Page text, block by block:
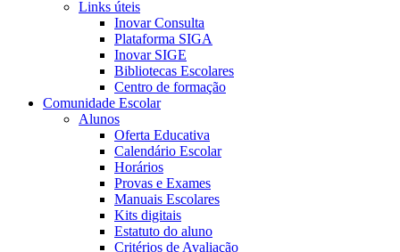
Links úteis
Inovar Consulta
Plataforma SIGA
Inovar SIGE
Bibliotecas Escolares
Centro de formação
Comunidade Escolar
Alunos
Oferta Educativa
Calendário Escolar
Horários
Provas e Exames
Manuais Escolares
Kits digitais
Estatuto do aluno
Critérios de Avaliação